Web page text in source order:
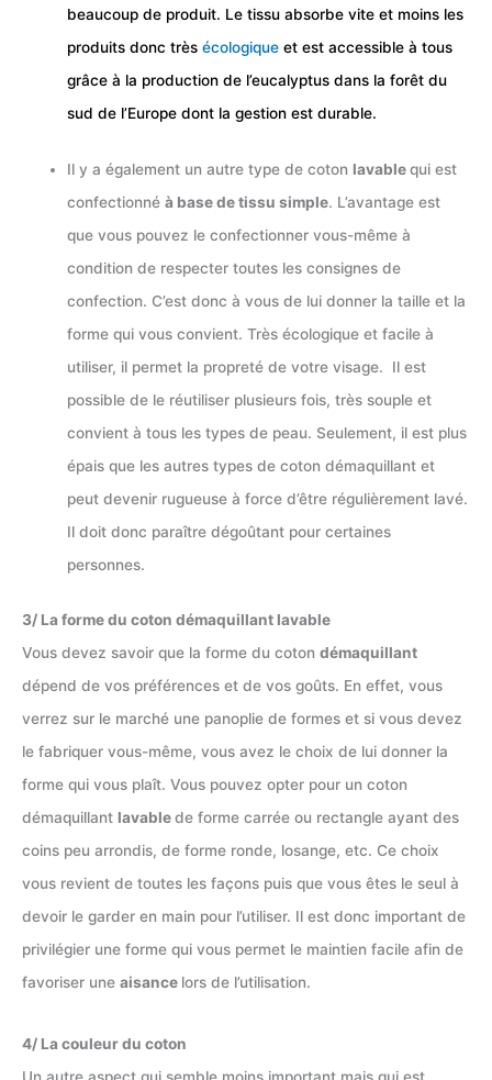
beaucoup de produit. Le tissu absorbe vite et moins les
produits donc trèsécologiqueet est accessible à tous
grâce à la production de l’eucalyptus dans la forêt du
sud de l’Europe dont la gestion est durable.
Il y a également un autre type de coton lavablequi est
confectionnéà base de tissu simple. L’avantage est
que vous pouvez le confectionner vous-même à
condition de respecter toutes les consignes de
confection. C’est donc à vous de lui donner la taille et la
forme qui vous convient. Très écologique et facile à
utiliser, il permet la propreté de votre visage. Il est
possible de le réutiliser plusieurs fois, très souple et
convient à tous les types de peau. Seulement, il est plus
épais que les autres types de coton démaquillant et
peut devenir rugueuse à force d’être régulièrement lavé.
Il doit donc paraître dégoûtant pour certaines
personnes.
3/ La forme du coton démaquillant lavable
Vous devez savoir que la forme du coton démaquillant
dépend de vos préférences et de vos goûts. En effet, vous
verrez sur le marché une panoplie de formes et si vous devez
le fabriquer vous-même, vous avez le choix de lui donner la
forme qui vous plaît. Vous pouvez opter pour un coton
démaquillant lavablede forme carrée ou rectangle ayant des
coins peu arrondis, de forme ronde, losange, etc. Ce choix
vous revient de toutes les façons puis que vous êtes le seul à
devoir le garder en main pour l’utiliser. Il est donc important de
privilégier une forme qui vous permet le maintien facile afin de
favoriser une aisance lors de l’utilisation.
4/ La couleur du coton
Un autre aspect qui semble moins important mais qui est